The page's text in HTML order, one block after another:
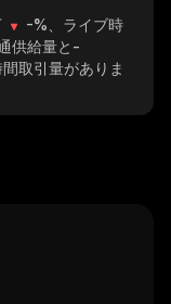
-% 、ライブ時
供給量と -
取引量がありま